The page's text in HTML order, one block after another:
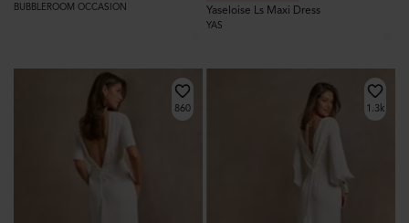
BUBBLEROOM OCCASION Yaseloise Ls Maxi Dress
YAS
860 1.3k